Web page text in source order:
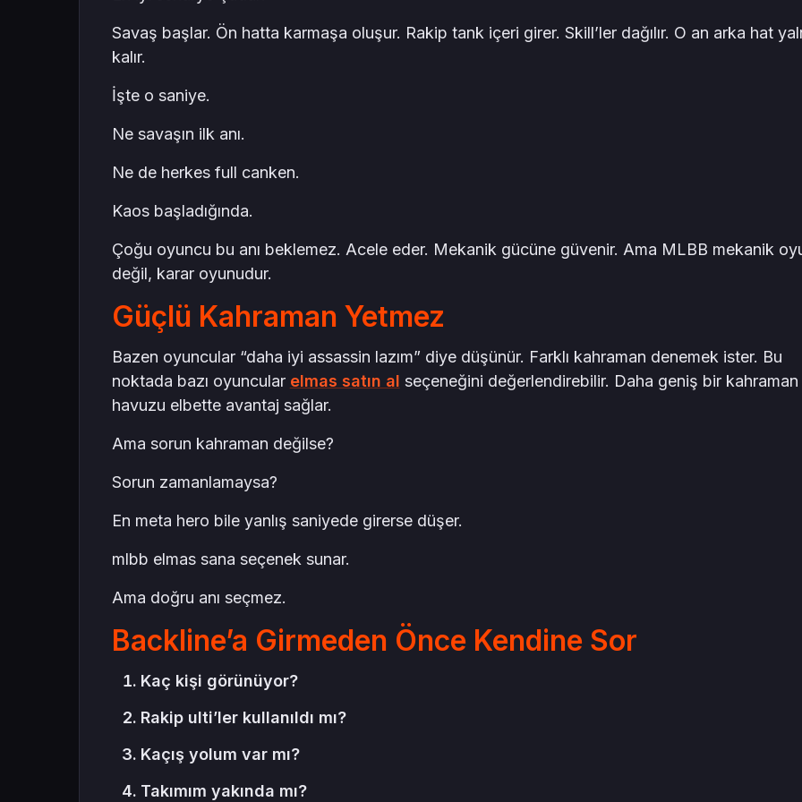
Savaş başlar. Ön hatta karmaşa oluşur. Rakip tank içeri girer. Skill’ler dağılır. O an arka hat
kalır.
İşte o saniye.
Ne savaşın ilk anı.
Ne de herkes full canken.
Kaos başladığında.
Çoğu oyuncu bu anı beklemez. Acele eder. Mekanik gücüne güvenir. Ama MLBB mekanik
değil, karar oyunudur.
Güçlü Kahraman Yetmez
Bazen oyuncular “daha iyi assassin lazım” diye düşünür. Farklı kahraman denemek ister. Bu
noktada bazı oyuncular elmas satın al seçeneğini değerlendirebilir. Daha geniş bir kahraman
havuzu elbette avantaj sağlar.
Ama sorun kahraman değilse?
Sorun zamanlamaysa?
En meta hero bile yanlış saniyede girerse düşer.
mlbb elmas sana seçenek sunar.
Ama doğru anı seçmez.
Backline’a Girmeden Önce Kendine Sor
Kaç kişi görünüyor?
Rakip ulti’ler kullanıldı mı?
Kaçış yolum var mı?
Takımım yakında mı?